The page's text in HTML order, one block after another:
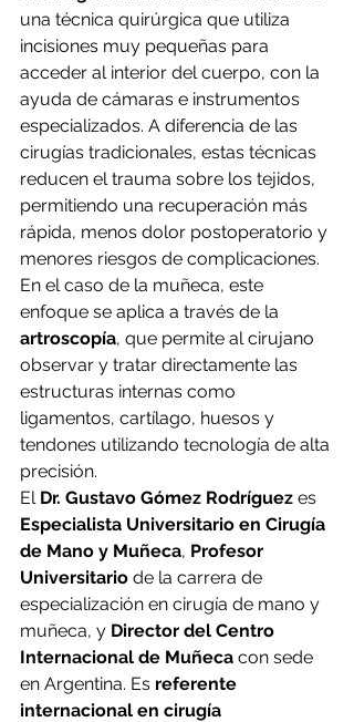
una técnica quirúrgica que utiliza
incisiones muy pequeñas para
acceder al interior del cuerpo, con la
ayuda de cámaras e instrumentos
especializados. A diferencia de las
cirugías tradicionales, estas técnicas
reducen el trauma sobre los tejidos,
permitiendo una recuperación más
rápida, menos dolor postoperatorio y
menores riesgos de complicaciones.
En el caso de la muñeca, este
enfoque se aplica a través de la
artroscopía, que permite al cirujano
observar y tratar directamente las
estructuras internas como
ligamentos, cartílago, huesos y
tendones utilizando tecnología de alta
precisión.
El Dr. Gustavo Gómez Rodríguez es
Especialista Universitario en Cirugía
de Mano y Muñeca, Profesor
Universitario de la carrera de
especialización en cirugía de mano y
muñeca, y Director del Centro
Internacional de Muñeca con sede
en Argentina. Es referente
internacional en cirugía